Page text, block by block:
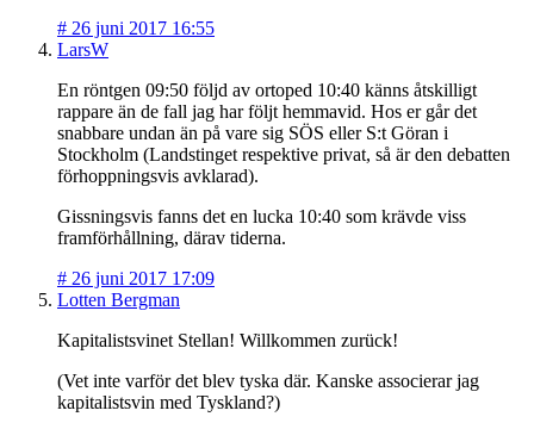
# 26 juni 2017 16:55
LarsW
En röntgen 09:50 följd av ortoped 10:40 känns åtskilligt
rappare än de fall jag har följt hemmavid. Hos er går det
snabbare undan än på vare sig SÖS eller S:t Göran i
Stockholm (Landstinget respektive privat, så är den debatten
förhoppningsvis avklarad).
Gissningsvis fanns det en lucka 10:40 som krävde viss
framförhållning, därav tiderna.
# 26 juni 2017 17:09
Lotten Bergman
Kapitalistsvinet Stellan! Willkommen zurück!
(Vet inte varför det blev tyska där. Kanske associerar jag
kapitalistsvin med Tyskland?)